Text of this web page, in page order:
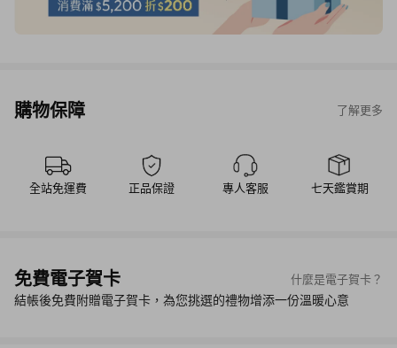
購物保障 了解更多
全站免運費 正品保證 專人客服 七天鑑賞期
免費電子賀卡 什麼是電子賀卡？
結帳後免費附贈電子賀卡，為您挑選的禮物增添一份溫暖心意